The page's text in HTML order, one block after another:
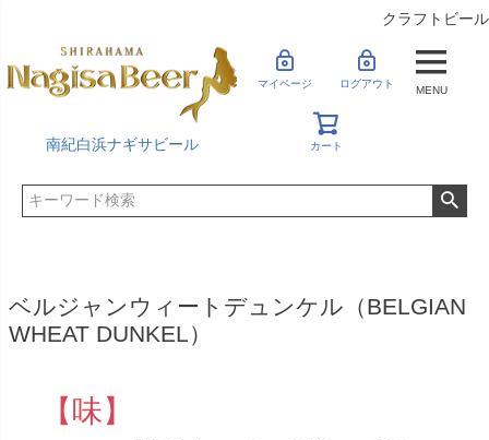
クラフトビール
南紀白浜ナギサビール
マイページ ログアウト
カート
MENU
ベルジャンウィートデュンケル（BELGIAN
WHEAT DUNKEL）
【味】